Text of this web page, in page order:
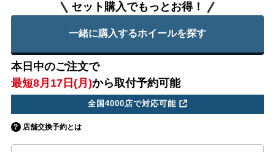
セット購入でもっとお得！
一緒に購入するホイールを探す
本日中のご注文で
最短8月17日(月)から取付予約可能
全国4000店で対応可能
店舗交換予約とは